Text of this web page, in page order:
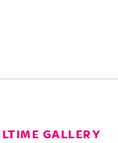
GALLERY